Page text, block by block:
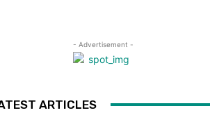
- Advertisement -
ARTICLES